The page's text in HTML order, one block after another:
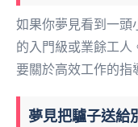
如果你夢見看到一頭
的入門級或業餘工人
要關於高效工作的指
夢見把驢子送給